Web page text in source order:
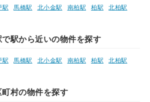
駅 馬橋駅 北小金駅 南柏駅 柏駅
北柏駅
駅から近いの物件を探す
駅 馬橋駅 北小金駅 南柏駅 柏駅
北柏駅
村の物件を探す